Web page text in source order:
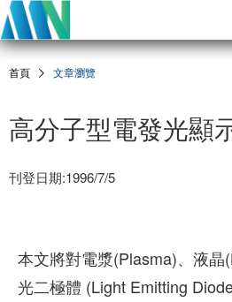
首頁 文章瀏覽
高分子型電發光顯
刊登日期:1996/7/5
本文將對電漿(Plasma)、液晶
光二極體 (Light Emitting